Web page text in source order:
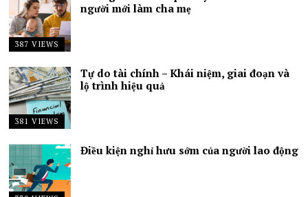
387 VIEWS
người mới làm cha mẹ
381 VIEWS
Tự do tài chính – Khái niệm, giai đoạn và
lộ trình hiệu quả
Điều kiện nghỉ hưu sớm của người lao động